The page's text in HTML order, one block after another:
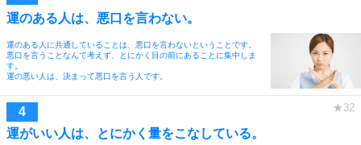
運のある人は、悪口を言わない。
運のある人に共通していることは、悪口を言わないということです。
悪口を言うことなんて考えず、とにかく目の前にあることに集中しま
す。
運の悪い人は、決まって悪口を言う人です。
運がいい人は、とにかく量をこなしている。